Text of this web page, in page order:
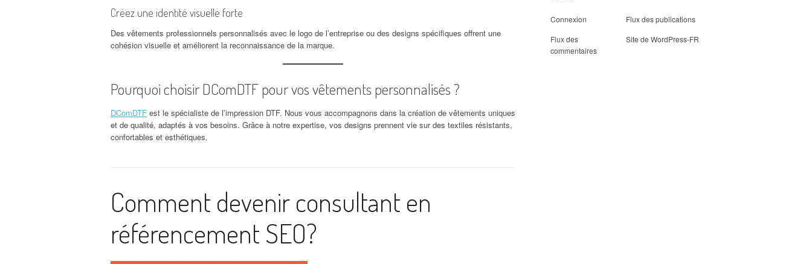
Créez une identité visuelle forte
Des vêtements professionnels personnalisés avec le logo de l’entreprise ou des designs spécifiques offrent une
cohésion visuelle et améliorent la reconnaissance de la marque.
Pourquoi choisir DComDTF pour vos vêtements personnalisés ?
DComDTF est le spécialiste de l’impression DTF. Nous vous accompagnons dans la création de vêtements uniques
et de qualité, adaptés à vos besoins. Grâce à notre expertise, vos designs prennent vie sur des textiles résistants,
confortables et esthétiques.
Comment devenir consultant en
référencement SEO?
Connexion
Flux des publications
Flux des
commentaires
Site de WordPress-FR